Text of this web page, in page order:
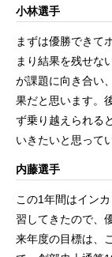
小林選手
まずは優勝できて
まり結果を残せな
が課題に向き合い
果だと思います。
ず乗り越えられる
いきたいと思って
内藤選手
この1年間はイン
習してきたので、
来年度の目標は、